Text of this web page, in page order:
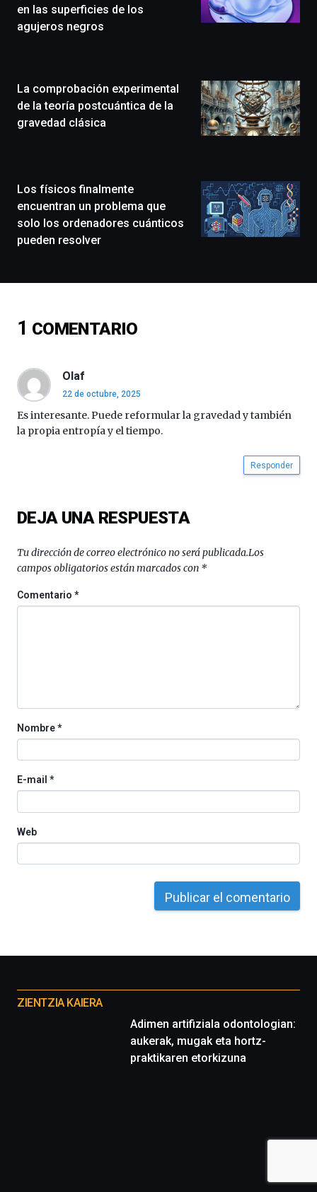
Zientzia
festival
que
la
exposiciones,
conferencias,
docufórums
espectáculos
septiembre
de
octubre.
La
iniciativa,
organizada
en las superficies de los
agujeros negros
La comprobación experimental
de la teoría postcuántica de la
gravedad clásica
Los físicos finalmente
encuentran un problema que
solo los ordenadores cuánticos
pueden resolver
1 COMENTARIO
Olaf
22 de octubre, 2025
Es interesante. Puede reformular la gravedad y también
la propia entropía y el tiempo.
Responder
DEJA UNA RESPUESTA
Tu dirección de correo electrónico no será publicada.Los
campos obligatorios están marcados con *
Comentario*
Nombre*
E-mail *
Web
proyectos
ZIENTZIA KAIERA
Adimen artifiziala odontologian:
aukerak, mugak eta hortz-
praktikaren etorkizuna